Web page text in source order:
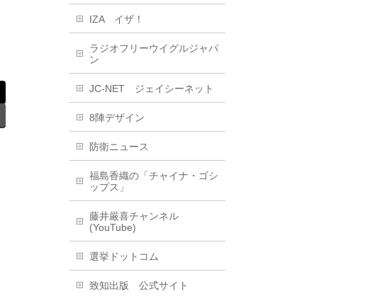
IZA イザ！
ラジオフリーウイグルジャパ
ン
JC-NET ジェイシーネット
8陣デザイン
防衛ニュース
福島香織の「チャイナ・ゴシ
ップス」
藤井厳喜チャンネル
(YouTube)
選挙ドットコム
致知出版 公式サイト